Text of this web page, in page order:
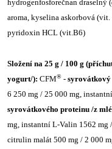
hydrogenfosforečnan draselný
aroma, kyselina askorbová
pyridoxin HCL (vit.B6)
Složení na 25 g / 100 g
yogurt/): CFM® -
6 250 mg / 25 000 mg,
syrovátkového proteinu /z
mg, instantní L-Valin 1562 mg
citrulin malát 500 mg / 2 000